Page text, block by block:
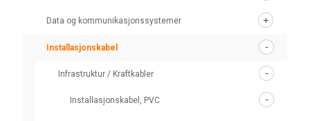
Data og kommunikasjonssystemer
Installasjonskabel
Infrastruktur / Kraftkabler
Installasjonskabel, PVC